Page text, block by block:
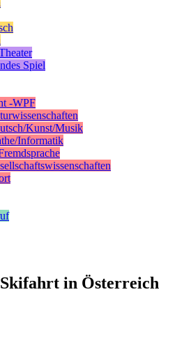
Spiel
-WPF
Kunst/Musik
Informatik
in Österreich